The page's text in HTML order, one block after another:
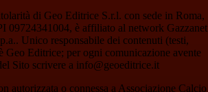
di Geo Editrice S.r.l. con sede in Roma,
09724341004, è affiliato al network Gazzanet
Unico responsabile dei contenuti (testi,
Geo Editrice; per ogni comunicazione avente
Sito scrivere a info@geoeditrice.it
autorizzata o connessa a Associazione Calcio